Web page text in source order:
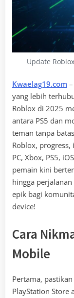
Update
Kwaelag19.com
yang lebih
Roblox di 2025
antara PS5 dan
teman tanpa
Roblox,
PC, Xbox, PS5,
pemain kini
hingga
epik bagi
device!
Cara
Mobile
Pertama,
PlayStation Store